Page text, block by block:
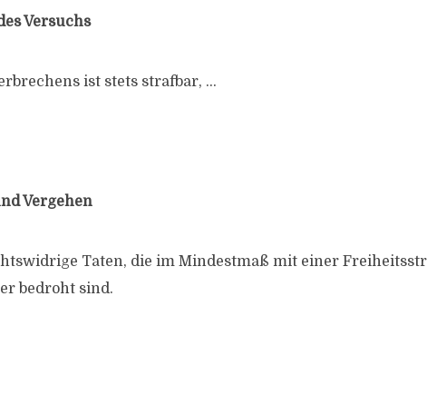
Versuchs
ist stets strafbar, …
Vergehen
Taten, die im Mindestmaß mit einer
bedroht sind.